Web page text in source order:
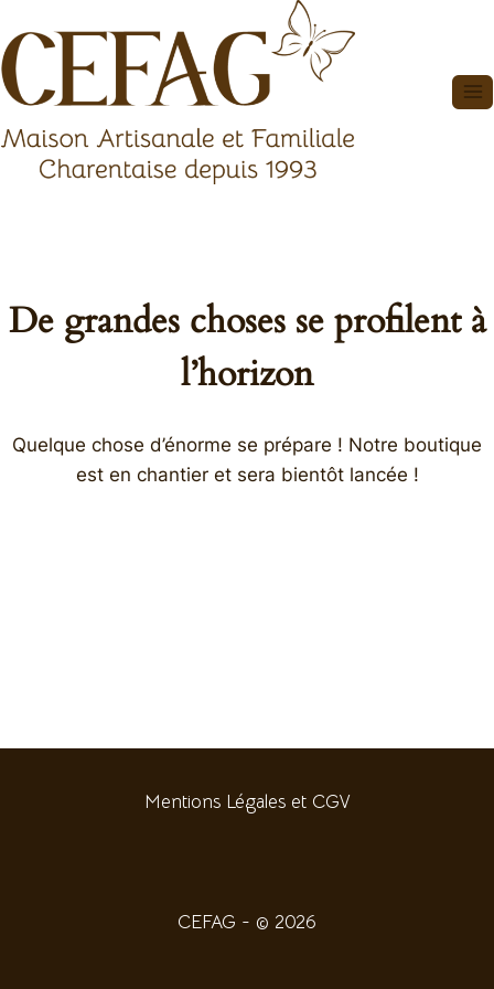
au
contenu
De grandes choses se profilent à
l’horizon
Quelque chose d’énorme se prépare ! Notre boutique
est en chantier et sera bientôt lancée !
Mentions Légales et CGV
CEFAG - © 2026